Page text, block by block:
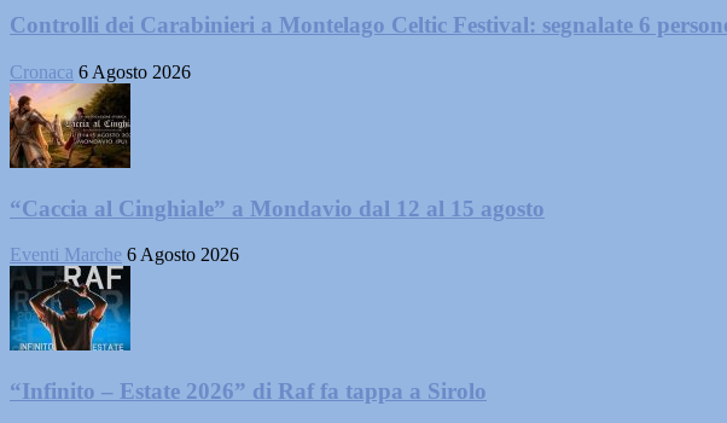
Controlli dei Carabinieri a Montelago Celtic Festival: segnalate 6
Cronaca 6 Agosto 2026
“Caccia al Cinghiale” a Mondavio dal 12 al 15 agosto
Eventi Marche 6 Agosto 2026
“Infinito – Estate 2026” di Raf fa tappa a Sirolo